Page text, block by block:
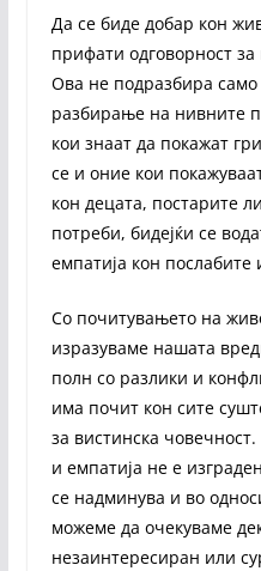
Да се биде добар кон
прифати одговорност за
Ова не подразбира
разбирање на нивните
кои знаат да покажат
се и оние кои
кон децата, постарите
потреби, бидејќи се
емпатија кон послабите
Со почитувањето на
изразуваме нашата
полн со разлики и
има почит кон сите
за вистинска
и емпатија не е
се надминува и во
можеме да очекуваме
незаинтересиран или